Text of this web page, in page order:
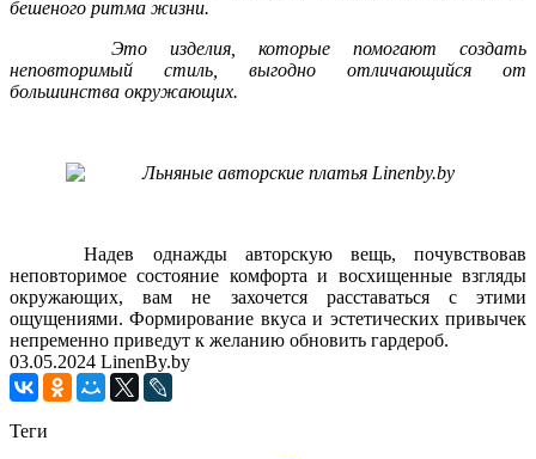
бешеного ритма жизни.
Это изделия, которые помогают создать
неповторимый стиль, выгодно отличающийся от
большинства окружающих.
Надев однажды авторскую вещь, почувствовав
неповторимое состояние комфорта и восхищенные взгляды
окружающих, вам не захочется расставаться с этими
ощущениями. Формирование вкуса и эстетических привычек
непременно приведут к желанию обновить гардероб.
03.05.2024 LinenBy.by
Теги